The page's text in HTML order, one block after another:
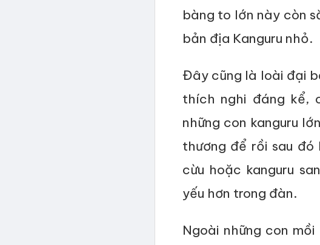
bàng to lớn này còn
bản địa Kanguru nhỏ.
Đây cũng là loài đại
thích nghi đáng kể,
những con kanguru
thương để rồi sau
cừu hoặc kanguru
yếu hơn trong đàn.
Ngoài những con